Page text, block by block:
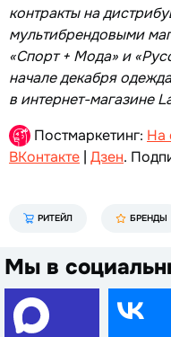
контракты на
мультибрендовыми
«Спорт + Мода» и
начале декабря
в интернет-магазине
Постмаркетинг: На
ВКонтакте | Дзен.
РИТЕЙЛ БРЕНДЫ
Мы в